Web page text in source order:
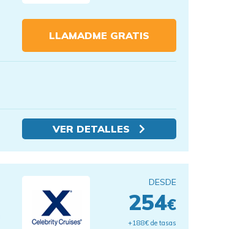
LLAMADME GRATIS
VER DETALLES
DESDE
254€
+188€ de tasas